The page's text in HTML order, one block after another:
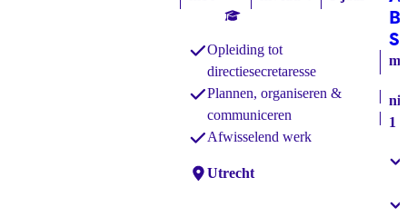
Opleiding tot
directiesecretaresse
Plannen, organiseren &
communiceren
Afwisselend werk
Locaties:
Utrecht
1